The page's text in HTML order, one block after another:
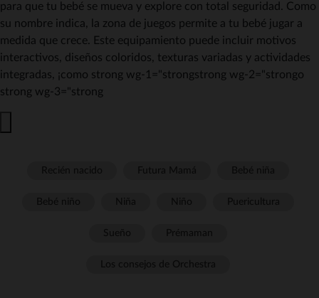
para que tu bebé se mueva y explore con total seguridad. Como
su nombre indica, la zona de juegos permite a tu bebé jugar a
medida que crece. Este equipamiento puede incluir motivos
interactivos, diseños coloridos, texturas variadas y actividades
integradas, ¡como strong wg-1="strongstrong wg-2="strongo
strong wg-3="strong